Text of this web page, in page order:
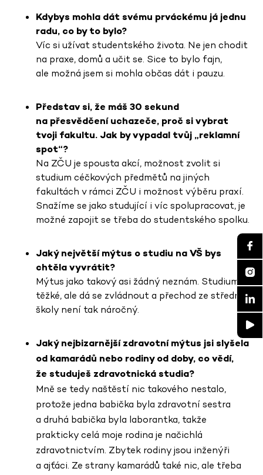
Kdybys mohla dát svému prváckému já jednu
radu, co by to bylo?
Víc si užívat studentského života. Ne jen chodit
na praxe, domů a učit se. Sice to bylo fajn,
ale možná jsem si mohla občas dát i pauzu.
Představ si, že máš 30 sekund
na přesvědčení uchazeče, proč si vybrat
tvoji fakultu. Jak by vypadal tvůj „reklamní
spot“?
Na ZČU je spousta akcí, možnost zvolit si
studium céčkových předmětů na jiných
fakultách v rámci ZČU i možnost výběru praxí.
Snažíme se jako studující i víc spolupracovat, je
možné zapojit se třeba do studentského spolku.
Jaký největší mýtus o studiu na VŠ bys
chtěla vyvrátit?
Mýtus jako takový asi žádný neznám. Studium je
těžké, ale dá se zvládnout a přechod ze střední
školy není tak náročný.
Jaký nejbizarnější zdravotní mýtus jsi slyšela
od kamarádů nebo rodiny od doby, co vědí,
že studuješ zdravotnická studia?
Mně se tedy naštěstí nic takového nestalo,
protože jedna babička byla zdravotní sestra
a druhá babička byla laborantka, takže
prakticky celá moje rodina je načichlá
zdravotnictvím. Zbytek rodiny jsou inženýři
a ajťáci. Ze strany kamarádů také nic, ale třeba